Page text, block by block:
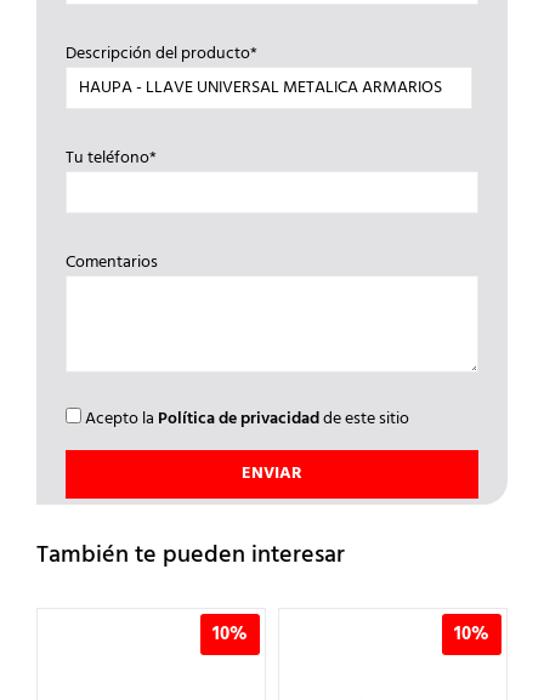
Descripción del producto*
Tu teléfono*
Comentarios
Acepto la Política de privacidadde este sitio
También te pueden interesar
10% 10%